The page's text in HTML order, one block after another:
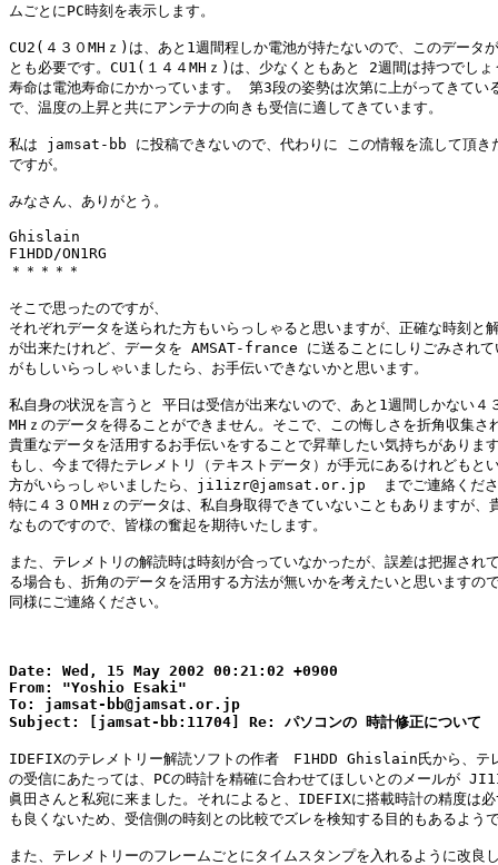
ムごとにPC時刻を表示します。
CU2(４３０MHｚ)は、あと1週間程しか電池が持たないので、このデータ
とも必要です。CU1(１４４MHｚ)は、少なくともあと 2週間は持つでしょ
寿命は電池寿命にかかっています。 第3段の姿勢は次第に上がってきてい
で、温度の上昇と共にアンテナの向きも受信に適してきています。
私は jamsat-bb に投稿できないので、代わりに この情報を流して頂き
ですが。
みなさん、ありがとう。
Ghislain
F1HDD/ON1RG
＊＊＊＊＊
そこで思ったのですが、
それぞれデータを送られた方もいらっしゃると思いますが、正確な時刻と
が出来たけれど、データを AMSAT-france に送ることにしりごみされて
がもしいらっしゃいましたら、お手伝いできないかと思います。
私自身の状況を言うと 平日は受信が出来ないので、あと1週間しかない４
MHｚのデータを得ることができません。そこで、この悔しさを折角収集さ
貴重なデータを活用するお手伝いをすることで昇華したい気持ちがありま
もし、今まで得たテレメトリ（テキストデータ）が手元にあるけれどもと
方がいらっしゃいましたら、ji1izr@jamsat.or.jp  までご連絡くだ
特に４３０MHｚのデータは、私自身取得できていないこともありますが、
なものですので、皆様の奮起を期待いたします。
また、テレメトリの解読時は時刻が合っていなかったが、誤差は把握され
る場合も、折角のデータを活用する方法が無いかを考えたいと思いますの
同様にご連絡ください。
Date: Wed, 15 May 2002 00:21:02 +0900
From: "Yoshio Esaki"
To: jamsat-bb@jamsat.or.jp
IDEFIXのテレメトリー解読ソフトの作者　F1HDD Ghislain氏から、テ
の受信にあたっては、PCの時計を精確に合わせてほしいとのメールが
眞田さんと私宛に来ました。それによると、IDEFIXに搭載時計の精度は
も良くないため、受信側の時刻との比較でズレを検知する目的もあるよう
また、テレメトリーのフレームごとにタイムスタンプを入れるように改良